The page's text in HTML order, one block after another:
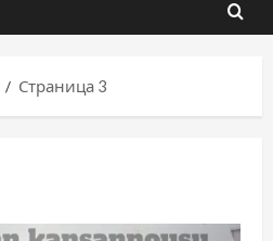
Страница 3